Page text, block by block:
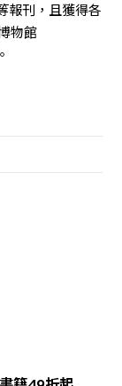
報刊，且獲得各
物館